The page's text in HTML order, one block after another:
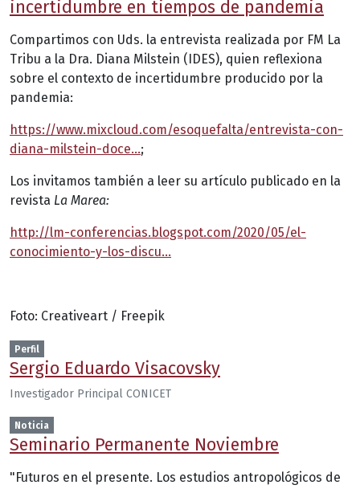
incertidumbre en tiempos de pandemia
Compartimos con Uds. la entrevista realizada por FM La
Tribu a la Dra. Diana Milstein (IDES), quien reflexiona
sobre el contexto de incertidumbre producido por la
pandemia:
https://www.mixcloud.com/esoquefalta/entrevista-con-
diana-milstein-doce…;
Los invitamos también a leer su artículo publicado en la
revista La Marea:
http://lm-conferencias.blogspot.com/2020/05/el-
conocimiento-y-los-discu…
Foto: Creativeart / Freepik
Perfil
Sergio Eduardo Visacovsky
Investigador Principal CONICET
Noticia
Seminario Permanente Noviembre
"Futuros en el presente. Los estudios antropológicos de